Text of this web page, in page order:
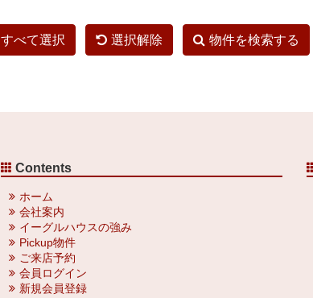
すべて選択 選択解除 物件を検索する
Contents
ホーム
会社案内
イーグルハウスの強み
Pickup物件
ご来店予約
会員ログイン
新規会員登録